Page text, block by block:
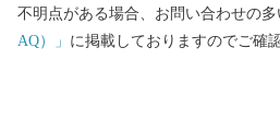
不明点がある場合、お問い合わせの多
AQ）」 に掲載しておりますのでご確